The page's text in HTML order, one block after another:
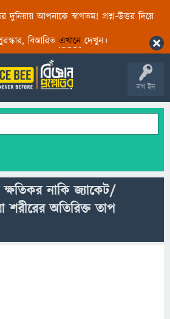
দুনিয়ায় আপনাকে স্বাগতম! প্রশ্ন-উত্তর দিয়ে
বিস্তারিত এখানেদেখুন।
লগ ইন
নাকি জ্যাকেট/
শরীরের অতিরিক্ত তাপ